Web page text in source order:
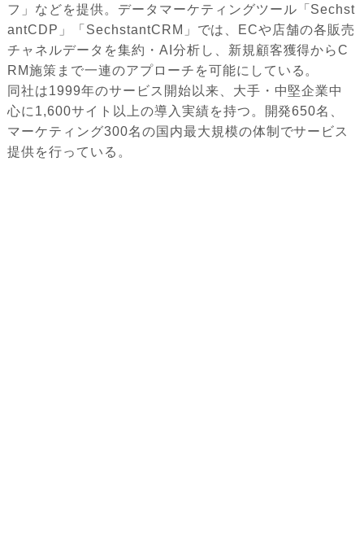
フ」などを提供。データマーケティングツール「Sechst
antCDP」「SechstantCRM」では、ECや店舗の各販売
チャネルデータを集約・AI分析し、新規顧客獲得からC
RM施策まで一連のアプローチを可能にしている。
同社は1999年のサービス開始以来、大手・中堅企業中
心に1,600サイト以上の導入実績を持つ。開発650名、
マーケティング300名の国内最大規模の体制でサービス
提供を行っている。